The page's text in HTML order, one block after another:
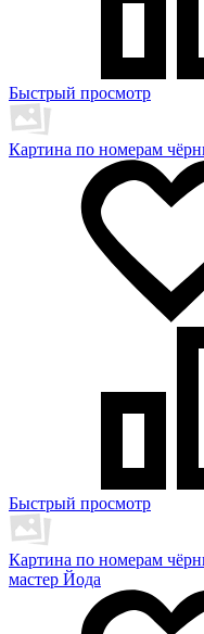
Быстрый просмотр
Картина по номерам
Быстрый просмотр
Картина по номерам
мастер Йода